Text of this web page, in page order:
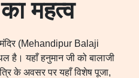
का महत्व
मंदिर (Mehandipur Balaji
है। यहाँ हनुमान जी को बालाजी
के अवसर पर यहाँ विशेष पूजा,